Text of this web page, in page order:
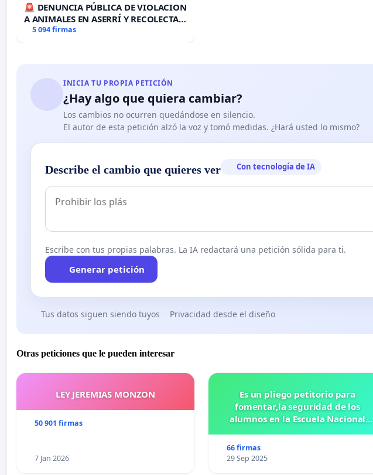
🚨 DENUNCIA PÚBLICA DE VIOLACION
A ANIMALES EN ASERRÍ Y RECOLECTA
DE FIRMAS 🚨
5 094 firmas
INICIA TU PROPIA PETICIÓN
¿Hay algo que quiera cambiar?
Los cambios no ocurren quedándose en silencio.
El autor de esta petición alzó la voz y tomó medidas. ¿Hará usted lo mismo?
Describe el cambio que quieres ver Con tecnología de IA
Escribe con tus propias palabras. La IA redactará una petición sólida para ti.
Generar petición
Tus datos siguen siendo tuyos Privacidad desde el diseño
Otras peticiones que le pueden interesar
LEY JEREMIAS MONZON
50 901 firmas
7 Jan 2026
Es un pliego petitorio para
fomentar,la seguridad de los
alumnos en la Escuela Nacional
66 firmas
29 Sep 2025